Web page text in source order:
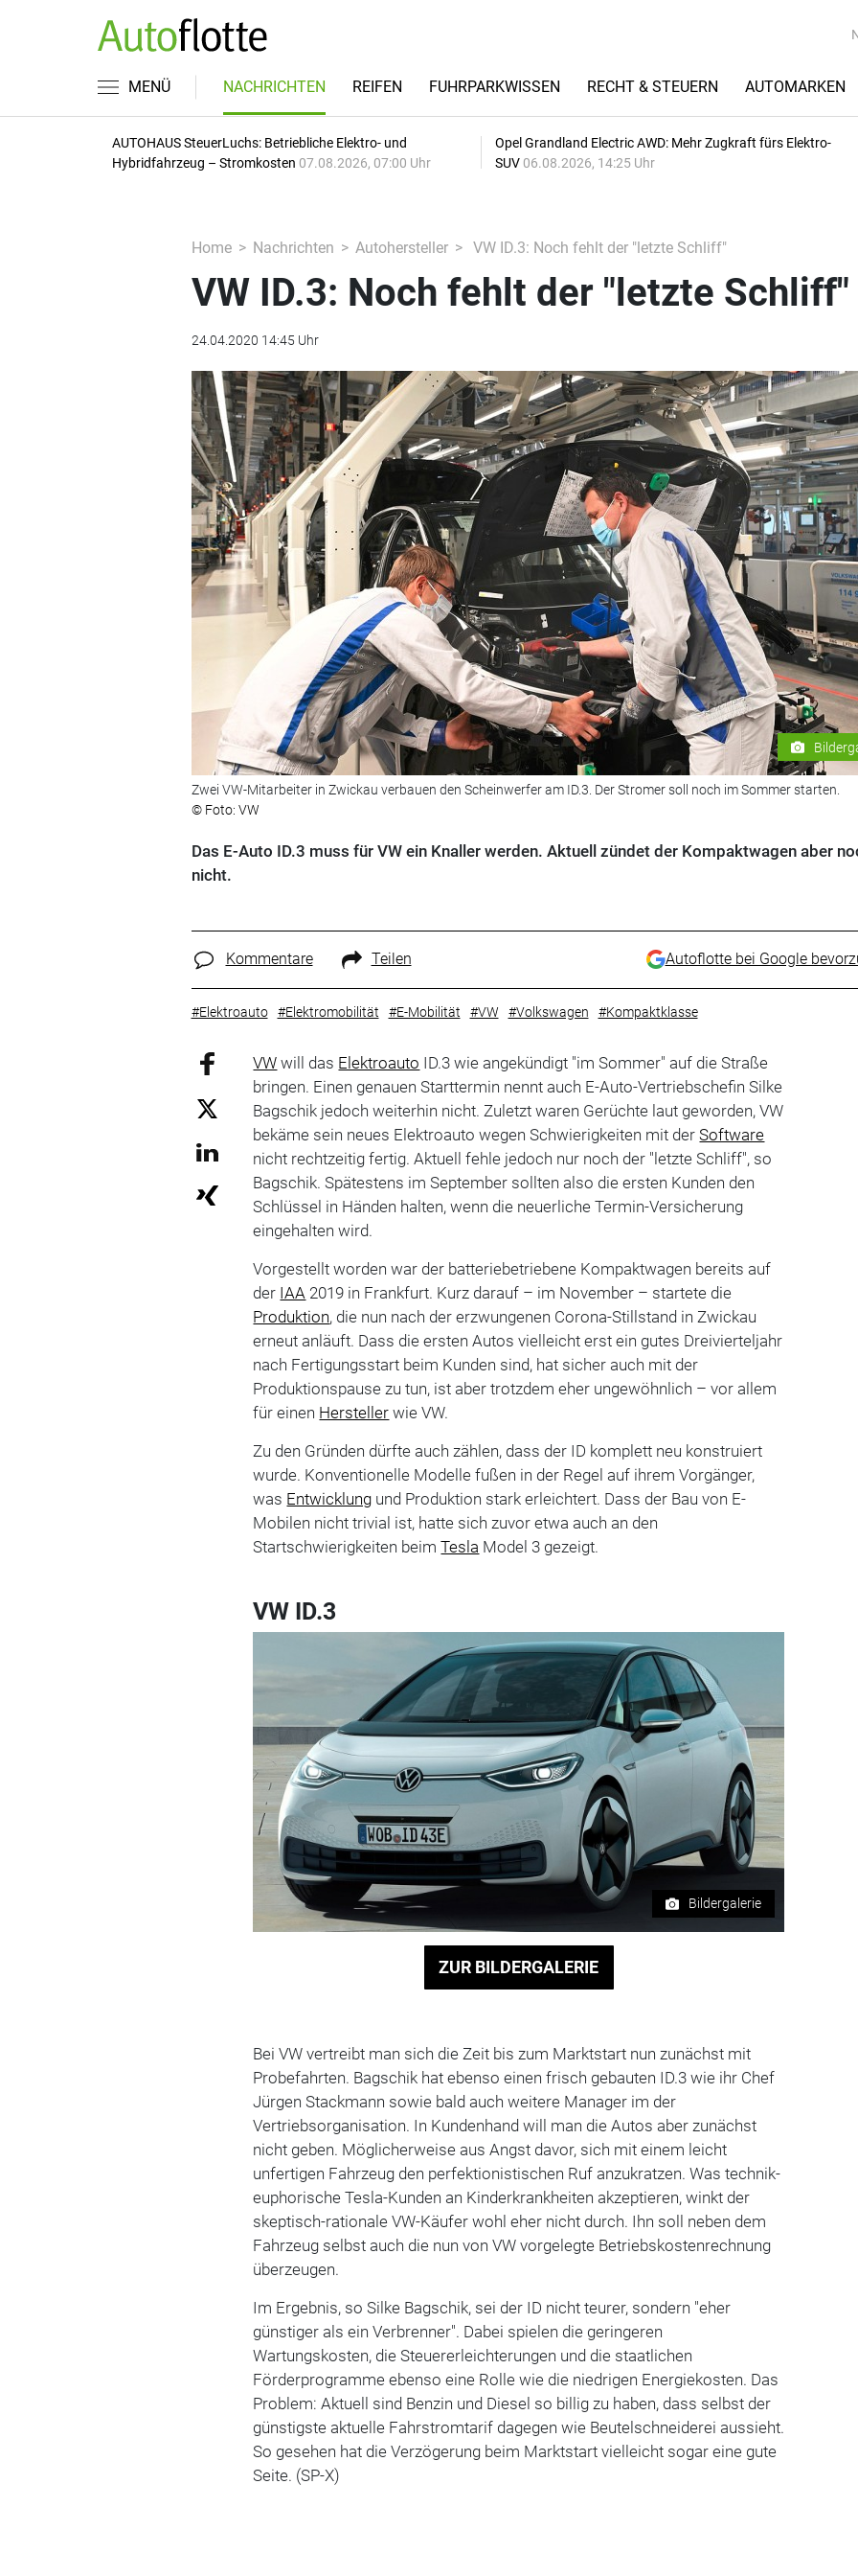
MENÜ NACHRICHTEN REIFEN FUHRPARKWISSEN RECHT & STEUERN AUTOMARKEN
AUTOHAUS SteuerLuchs: Betriebliche Elektro- und
Hybridfahrzeug – Stromkosten 07.08.2026, 07:00 Uhr
Opel Grandland Electric AWD: Mehr Zugkraft fürs Elektro-
SUV 06.08.2026, 14:25 Uhr
Home Nachrichten Autohersteller VW ID.3: Noch fehlt der "letzte Schliff"
VW ID.3: Noch fehlt der "letzte Schliff"
24.04.2020 14:45 Uhr
Zwei VW-Mitarbeiter in Zwickau verbauen den Scheinwerfer am ID.3. Der Stromer soll noch im Sommer starten.
© Foto: VW
Das E-Auto ID.3 muss für VW ein Knaller werden. Aktuell zündet der Kompaktwagen aber
nicht.
Kommentare Teilen Autoflotte bei Google
#Elektroauto #Elektromobilität #E-Mobilität #VW #Volkswagen #Kompaktklasse
VW will das Elektroauto ID.3 wie angekündigt "im Sommer" auf die Straße
bringen. Einen genauen Starttermin nennt auch E-Auto-Vertriebschefin Silke
Bagschik jedoch weiterhin nicht. Zuletzt waren Gerüchte laut geworden, VW
bekäme sein neues Elektroauto wegen Schwierigkeiten mit derSoftware
nicht rechtzeitig fertig. Aktuell fehle jedoch nur noch der "letzte Schliff", so
Bagschik. Spätestens im September sollten also die ersten Kunden den
Schlüssel in Händen halten, wenn die neuerliche Termin-Versicherung
eingehalten wird.
Vorgestellt worden war der batteriebetriebene Kompaktwagen bereits auf
der IAA 2019 in Frankfurt. Kurz darauf – im November – startete die
Produktion, die nun nach der erzwungenen Corona-Stillstand in Zwickau
erneut anläuft. Dass die ersten Autos vielleicht erst ein gutes Dreivierteljahr
nach Fertigungsstart beim Kunden sind, hat sicher auch mit der
Produktionspause zu tun, ist aber trotzdem eher ungewöhnlich – vor allem
für einen Hersteller wie VW.
Zu den Gründen dürfte auch zählen, dass der ID komplett neu konstruiert
wurde. Konventionelle Modelle fußen in der Regel auf ihrem Vorgänger,
was Entwicklung und Produktion stark erleichtert. Dass der Bau von E-
Mobilen nicht trivial ist, hatte sich zuvor etwa auch an den
Startschwierigkeiten beimTesla Model 3 gezeigt.
VW ID.3
Bildergalerie
ZUR BILDERGALERIE
Bei VW vertreibt man sich die Zeit bis zum Marktstart nun zunächst mit
Probefahrten. Bagschik hat ebenso einen frisch gebauten ID.3 wie ihr Chef
Jürgen Stackmann sowie bald auch weitere Manager im der
Vertriebsorganisation. In Kundenhand will man die Autos aber zunächst
nicht geben. Möglicherweise aus Angst davor, sich mit einem leicht
unfertigen Fahrzeug den perfektionistischen Ruf anzukratzen. Was technik-
euphorische Tesla-Kunden an Kinderkrankheiten akzeptieren, winkt der
skeptisch-rationale VW-Käufer wohl eher nicht durch. Ihn soll neben dem
Fahrzeug selbst auch die nun von VW vorgelegte Betriebskostenrechnung
überzeugen.
Im Ergebnis, so Silke Bagschik, sei der ID nicht teurer, sondern "eher
günstiger als ein Verbrenner". Dabei spielen die geringeren
Wartungskosten, die Steuererleichterungen und die staatlichen
Förderprogramme ebenso eine Rolle wie die niedrigen Energiekosten. Das
Problem: Aktuell sind Benzin und Diesel so billig zu haben, dass selbst der
günstigste aktuelle Fahrstromtarif dagegen wie Beutelschneiderei aussieht.
So gesehen hat die Verzögerung beim Marktstart vielleicht sogar eine gute
Seite. (SP-X)